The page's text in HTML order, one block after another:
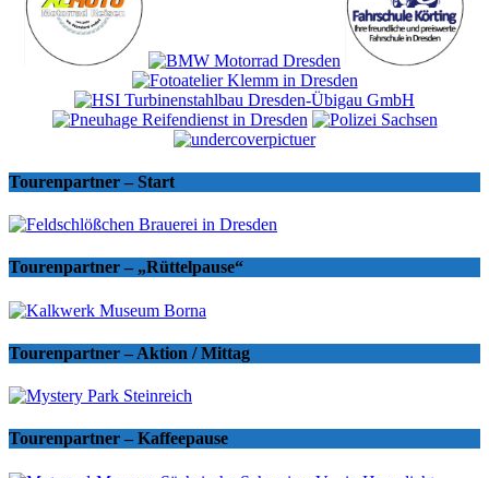
Tourenpartner – Start
Tourenpartner – „Rüttelpause“
Tourenpartner – Aktion / Mittag
Tourenpartner – Kaffeepause